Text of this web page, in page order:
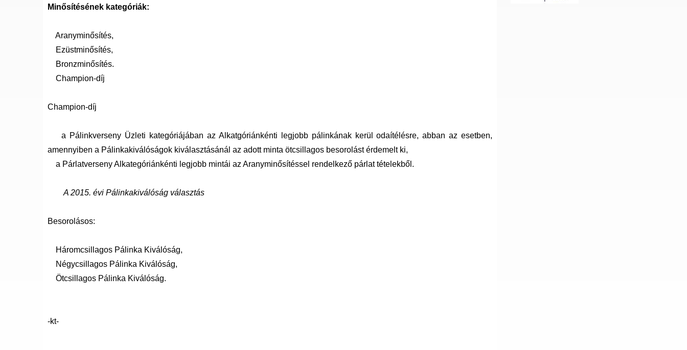
Minősítésének kategóriák:
Aranyminősítés,
Ezüstminősítés,
Bronzminősítés.
Champion-díj
Champion-díj
a Pálinkverseny Üzleti kategóriájában az Alkatgóriánkénti legjobb pálinkának kerül odaítélésre, abban az esetben,
amennyiben a Pálinkakiválóságok kiválasztásánál az adott minta ötcsillagos besorolást érdemelt ki,
a Párlatverseny Alkategóriánkénti legjobb mintái az Aranyminősítéssel rendelkező párlat tételekből.
A 2015. évi Pálinkakiválóság választás
Besorolásos:
Háromcsillagos Pálinka Kiválóság,
Négycsillagos Pálinka Kiválóság,
Ötcsillagos Pálinka Kiválóság.
-kt-